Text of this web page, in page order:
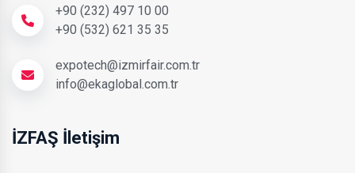
+90 (232) 497 10 00
+90 (532) 621 35 35
expotech@izmirfair.com.tr
info@ekaglobal.com.tr
İZFAŞ İletişim